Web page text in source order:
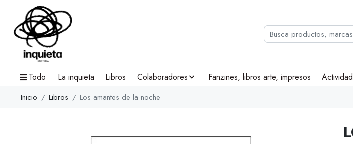
Todo La inquieta Libros Colaboradores Fanzines, libros arte, impresos
Inicio Libros Los amantes de la noche